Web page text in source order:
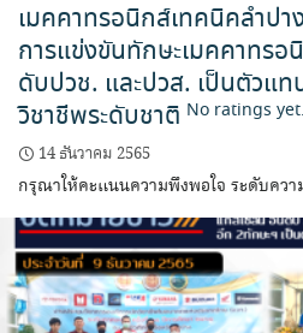
เมคคาทรอนิกส์เทคนิคลำปา
การแข่งขันทักษะเมคคาทรอ
ดับปวช. และปวส. เป็นตัวแท
วิชาชีพระดับชาติ No ratings yet.
14 ธันวาคม 2565
กรุณาให้คะแนนความพึงพอใจ ระดับควา